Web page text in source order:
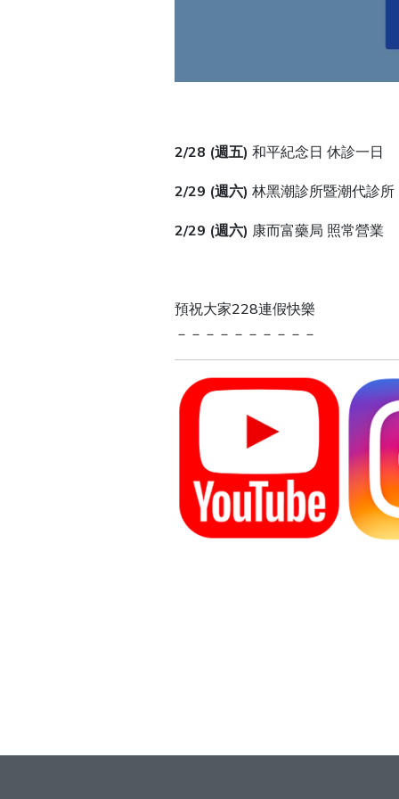
2/28 (週五) 和平紀念日 休診一日
2/29 (週六) 林黑潮診所暨潮代診所
2/29 (週六) 康而富藥局 照常營業
預祝大家228連假快樂
－－－－－－－－－－